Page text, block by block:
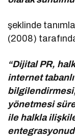
şeklinde
(2008)
“Dijital PR,
internet
yönetmesi
ile halkla